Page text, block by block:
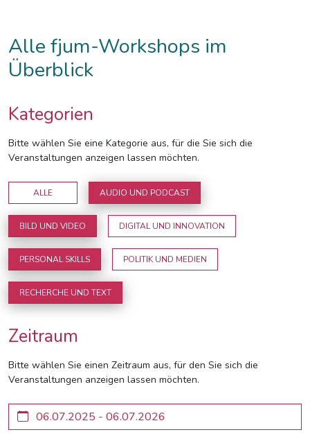
Alle fjum-Workshops im
Überblick
Kategorien
Bitte wählen Sie eine Kategorie aus, für die Sie sich die
Veranstaltungen anzeigen lassen möchten.
ALLE AUDIO UND PODCAST
BILD UND VIDEO DIGITAL UND INNOVATION
PERSONAL SKILLS POLITIK UND MEDIEN
RECHERCHE UND TEXT
Zeitraum
Bitte wählen Sie einen Zeitraum aus, für den Sie sich die
Veranstaltungen anzeigen lassen möchten.